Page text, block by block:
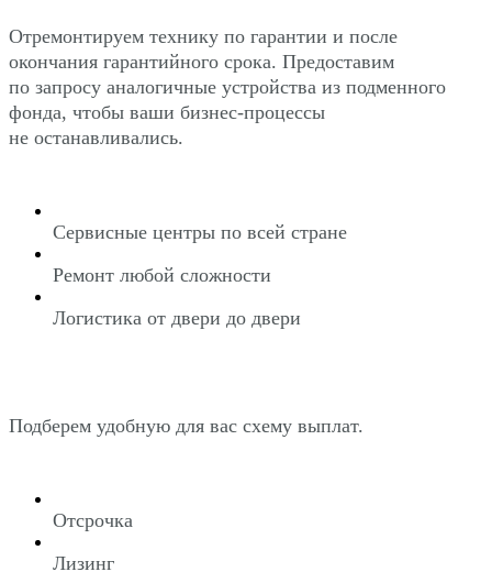
Отремонтируем технику по гарантии и после
окончания гарантийного срока. Предоставим
по запросу аналогичные устройства из подменного
фонда, чтобы ваши бизнес-процессы
не останавливались.
Сервисные центры по всей стране
Ремонт любой сложности
Логистика от двери до двери
Подберем удобную для вас схему выплат.
Отсрочка
Лизинг